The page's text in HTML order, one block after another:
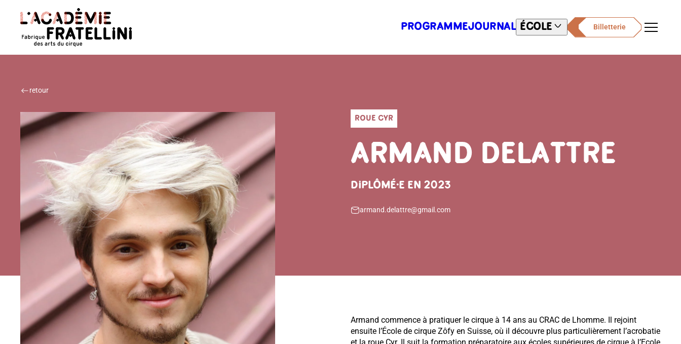
PROGRAMMEJOURNAL ÉCOLE Billetterie Menu
retour
ROUE CYR
ARMAND DELATTRE
DIPLÔMÉ·E EN 2023
armand.delattre@gmail.com
Armand commence à pratiquer le cirque à 14 ans au CRAC de Lhomme. Il rejoint
ensuite l’École de cirque Zôfy en Suisse, où il découvre plus particulièrement l’acrobatie
Panneau de gestion des cookies